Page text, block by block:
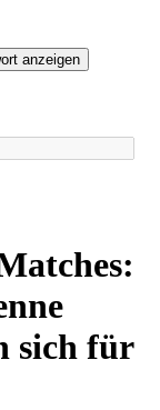
anzeigen
sich für